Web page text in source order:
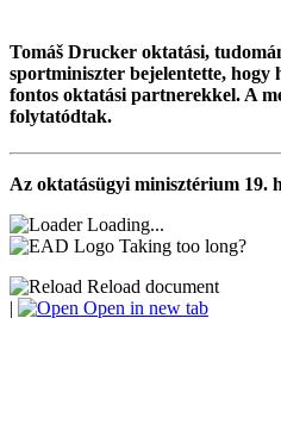
Tomáš Drucker oktatási,
sportminiszter bejelentette, hogy
fontos oktatási partnerekkel. A
folytatódtak.
Az oktatásügyi minisztérium 19.
Loading...
Taking too long?
Reload document
|
Open in new tab